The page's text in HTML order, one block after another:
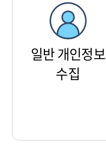
일반 개인정보
수집